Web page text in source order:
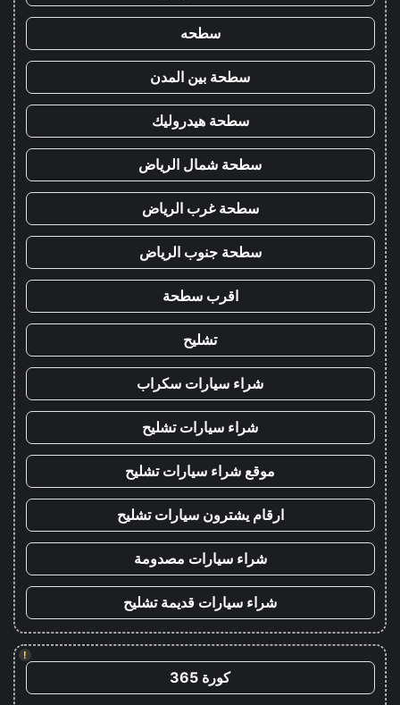
سطحه
سطحة بين المدن
سطحة هيدروليك
سطحة شمال الرياض
سطحة غرب الرياض
سطحة جنوب الرياض
اقرب سطحة
تشليح
شراء سيارات سكراب
شراء سيارات تشليح
موقع شراء سيارات تشليح
ارقام يشترون سيارات تشليح
شراء سيارات مصدومة
شراء سيارات قديمة تشليح
!
كورة 365